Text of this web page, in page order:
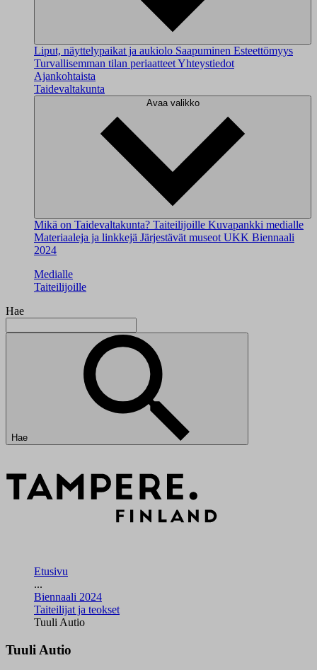
Liput, näyttelypaikat ja aukiolo Saapuminen Esteettömyys
Turvallisemman tilan periaatteetYhteystiedot
Ajankohtaista
Taidevaltakunta
Avaa valikko
Mikä on Taidevaltakunta? Taiteilijoille Kuvapankki medialle
Materiaaleja ja linkkejä Järjestävät museot UKK Biennaali
2024
Medialle
Taiteilijoille
Hae
Hae
Etusivu
...
Biennaali 2024
Taiteilijat ja teokset
Tuuli Autio
Tuuli Autio